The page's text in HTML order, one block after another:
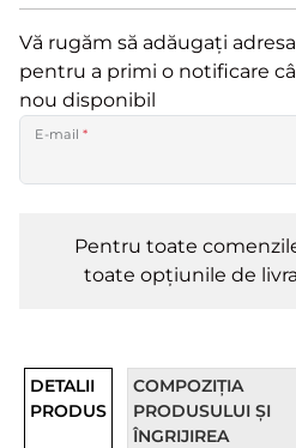
Vă rugăm să adăugați
pentru a primi o notificare
nou disponibil
E-mail*
Pentru toate
toate opțiunile de
DETALII
PRODUS
COMPOZIȚIA
PRODUSULUI ȘI
ÎNGRIJIREA